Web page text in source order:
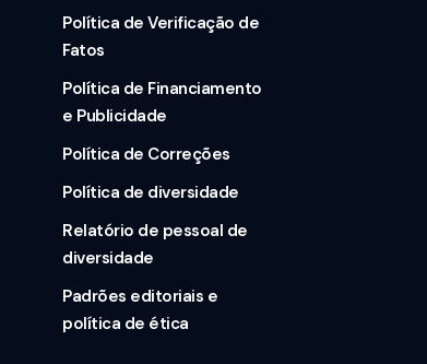
Política de Verificação de
Fatos
Política de Financiamento
e Publicidade
Política de Correções
Política de diversidade
Relatório de pessoal de
diversidade
Padrões editoriais e
política de ética